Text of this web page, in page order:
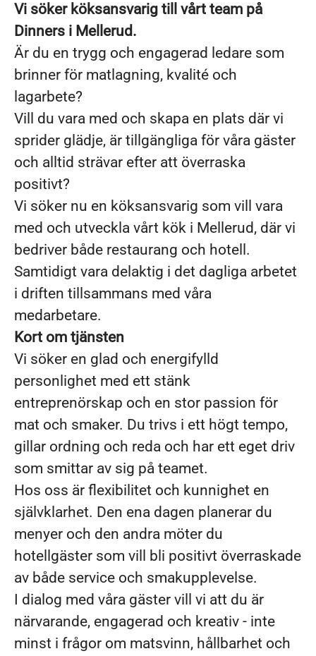
Vi söker köksansvarig till vårt team på
Dinners i Mellerud.
Är du en trygg och engagerad ledare som
brinner för matlagning, kvalité och
lagarbete?
Vill du vara med och skapa en plats där vi
sprider glädje, är tillgängliga för våra gäster
och alltid strävar efter att överraska
positivt?
Vi söker nu en köksansvarig som vill vara
med och utveckla vårt kök i Mellerud, där vi
bedriver både restaurang och hotell.
Samtidigt vara delaktig i det dagliga arbetet
i driften tillsammans med våra
medarbetare.
Kort om tjänsten
Vi söker en glad och energifylld
personlighet med ett stänk
entreprenörskap och en stor passion för
mat och smaker. Du trivs i ett högt tempo,
gillar ordning och reda och har ett eget driv
som smittar av sig på teamet.
Hos oss är flexibilitet och kunnighet en
självklarhet. Den ena dagen planerar du
menyer och den andra möter du
hotellgäster som vill bli positivt överraskade
av både service och smakupplevelse.
I dialog med våra gäster vill vi att du är
närvarande, engagerad och kreativ - inte
minst i frågor om matsvinn, hållbarhet och